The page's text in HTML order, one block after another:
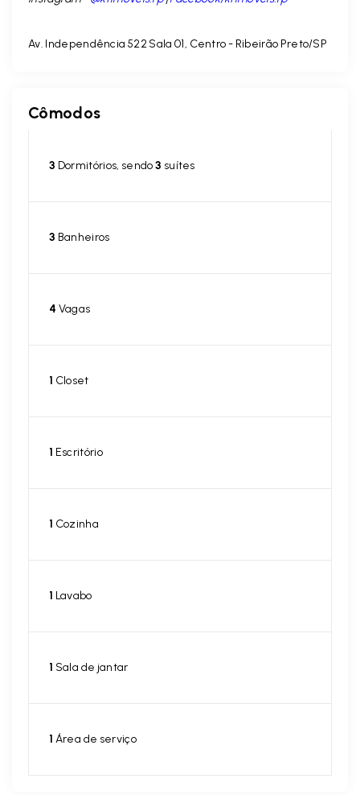
Av. Independência 522 Sala 01, Centro - Ribeirão Preto/SP
Cômodos
3 Dormitórios, sendo3 suítes
3 Banheiros
4 Vagas
1 Closet
1 Escritório
1 Cozinha
1 Lavabo
1 Sala de jantar
1 Área de serviço